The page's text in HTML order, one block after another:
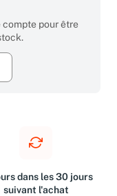
pour être
dans les 30 jours
suivant l'achat